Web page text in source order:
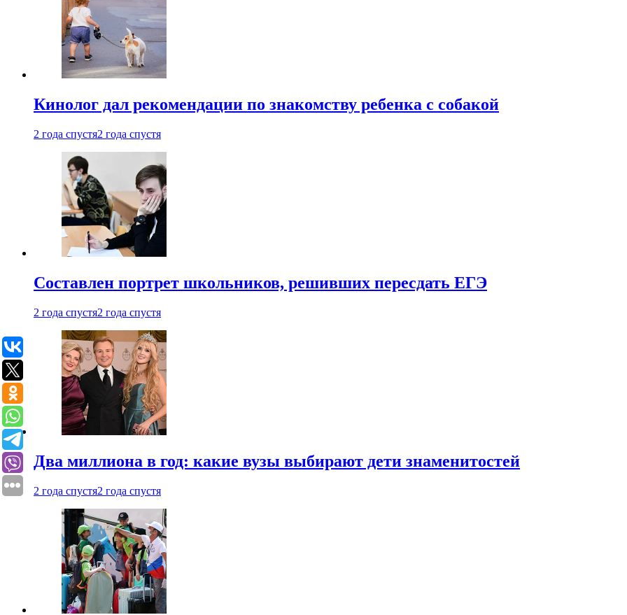
Кинолог дал рекомендации по знакомству ребенка с собакой
2 года спустя2 года спустя
Составлен портрет школьников, решивших пересдать ЕГЭ
2 года спустя2 года спустя
Два миллиона в год: какие вузы выбирают дети знаменитостей
2 года спустя2 года спустя